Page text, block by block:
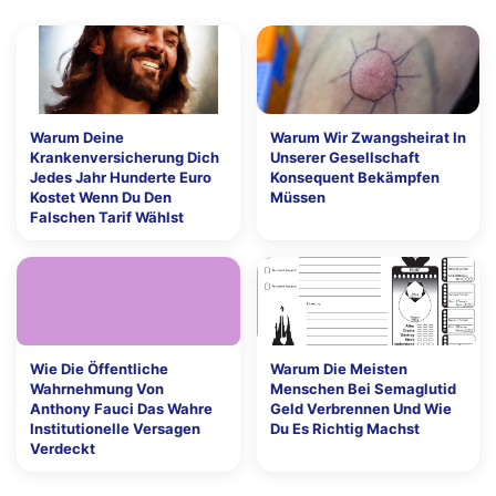
Warum Deine
Krankenversicherung Dich
Jedes Jahr Hunderte Euro
Kostet Wenn Du Den
Falschen Tarif Wählst
Warum Wir Zwangsheirat In
Unserer Gesellschaft
Konsequent Bekämpfen
Müssen
Wie Die Öffentliche
Wahrnehmung Von
Anthony Fauci Das Wahre
Institutionelle Versagen
Verdeckt
Warum Die Meisten
Menschen Bei Semaglutid
Geld Verbrennen Und Wie
Du Es Richtig Machst